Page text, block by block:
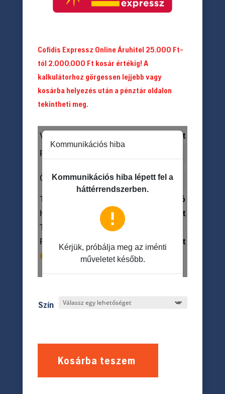
Cofidis Expressz Online Áruhitel 25.000 Ft-
tól 2.000.000 Ft kosár értékig! A
kalkulátorhoz görgessen lejjebb vagy
kosárba helyezés után a pénztár oldalon
tekintheti meg.
Szín
Kosárba teszem